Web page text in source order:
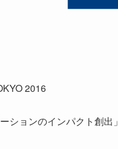
2016
ションのインパクト創出」